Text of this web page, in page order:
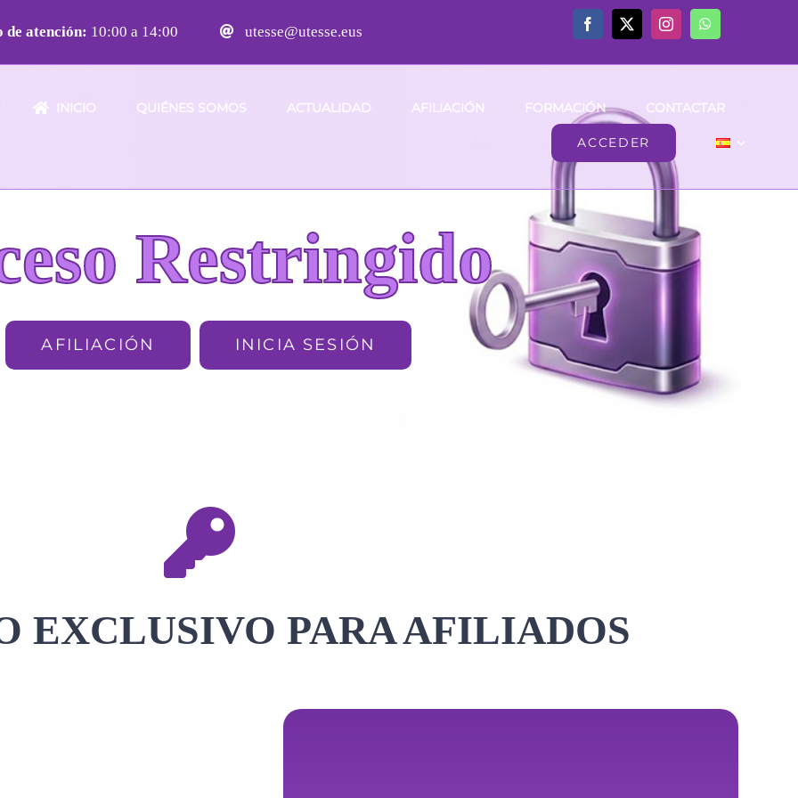
atención: 10:00 a 14:00 utesse@utesse.eus
INICIO QUIÉNES SOMOS ACTUALIDAD AFILIACIÓN FORMACIÓN CONTACTAR
ACCEDER
Restringido
AFILIACIÓN INICIA SESIÓN
EXCLUSIVO PARA AFILIADOS